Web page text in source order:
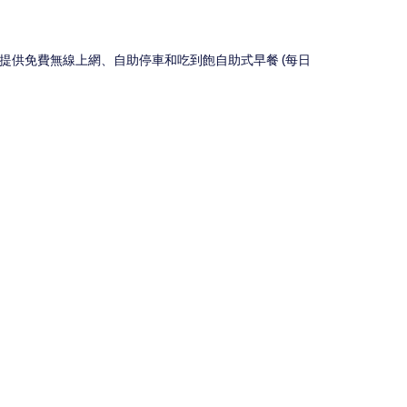
供免費無線上網、自助停車和吃到飽自助式早餐 (每日